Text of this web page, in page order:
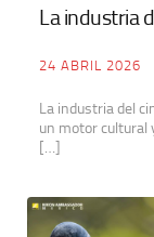
La industria
24 ABRIL 2026
La industria del
un motor cultural
[…]